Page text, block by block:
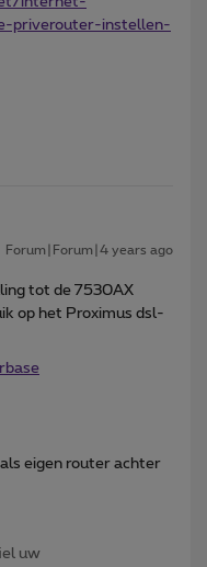
priverouter-instellen-
Forum|Forum|4 years ago
tot de 7530AX
op het Proximus dsl-
eigen router achter
uw